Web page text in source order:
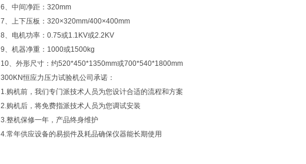
6、中间净距：320mm
7、上下压板：320×320mm/400×400mm
8、电机功率：0.75或1.1KV或2.2KV
9、机器净重：1000或1500kg
10、外形尺寸：约520*450*1350mm或700*540*1800mm
300KN恒应力压力试验机公司承诺：
1.购机前，我们专门派技术人员为您设计合适的流程和方案
2.购机后，将免费指派技术人员为您调试安装
3.整机保修一年，产品终身维护
4.常年供应设备的易损件及耗品确保仪器能长期使用